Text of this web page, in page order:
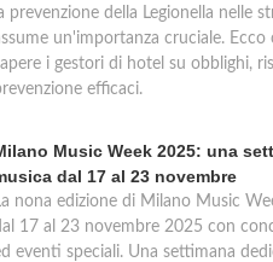
prevenzione della Legionella nelle
un'importanza cruciale. Ecco
i gestori di hotel su obblighi,
efficaci.
Music Week 2025: una
dal 17 al 23 novembre
nona edizione di Milano Music
17 al 23 novembre 2025 con
eventi speciali. Una settimana